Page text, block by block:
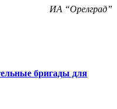
ИА “Орелград”
бригады для